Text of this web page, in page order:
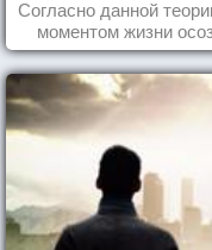
Согласно данной
моментом жизни
попробуем